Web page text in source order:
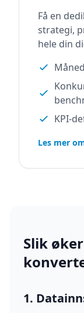
Få en
strategi,
hele din
KPI-
Les mer
Slik
1.